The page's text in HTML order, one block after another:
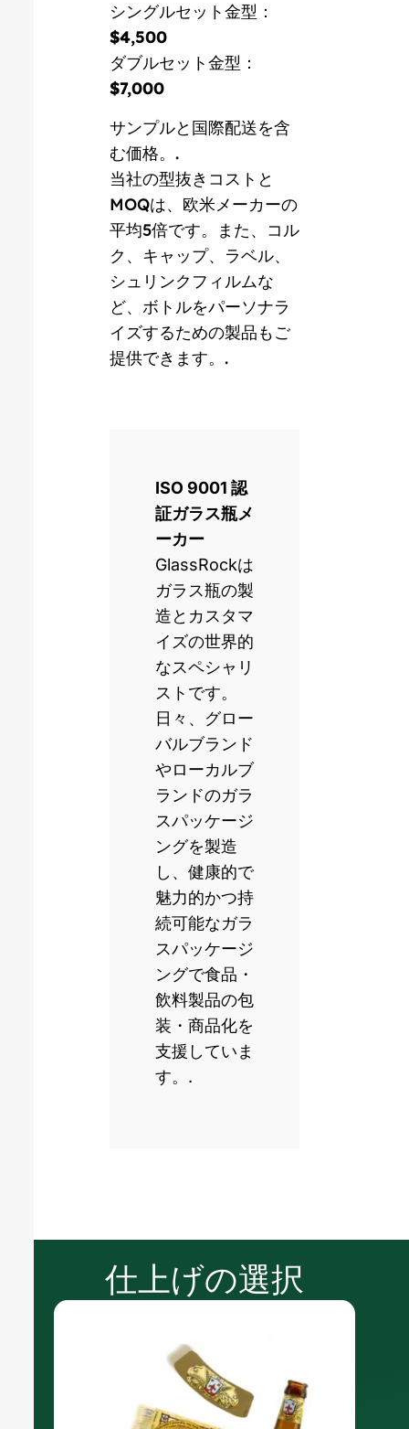
シングルセット金型：
$4,500
ダブルセット金型：
$7,000
サンプルと国際配送を含
む価格。.
当社の型抜きコストと
MOQは、欧米メーカーの
平均5倍です。また、コル
ク、キャップ、ラベル、
シュリンクフィルムな
ど、ボトルをパーソナラ
イズするための製品もご
提供できます。.
ISO 9001 認
証ガラス瓶メ
ーカー
GlassRockは
ガラス瓶の製
造とカスタマ
イズの世界的
なスペシャリ
ストです。
日々、グロー
バルブランド
やローカルブ
ランドのガラ
スパッケージ
ングを製造
し、健康的で
魅力的かつ持
続可能なガラ
スパッケージ
ングで食品・
飲料製品の包
装・商品化を
支援していま
す。.
仕上げの選択